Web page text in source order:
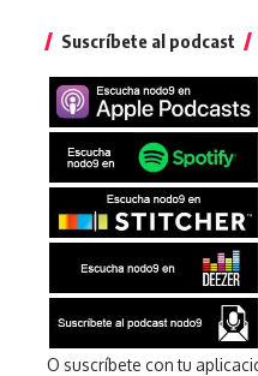
Suscríbete al podcast
O suscríbete con tu